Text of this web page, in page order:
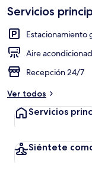
Servicios
Estacionamiento
Aire
Recepción 24/7
Ver todos
Servicios
Siéntete